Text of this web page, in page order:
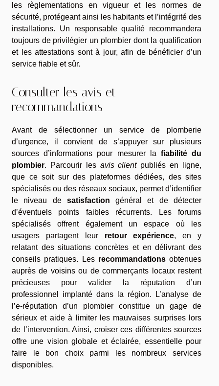
les règlementations en vigueur et les normes de
sécurité, protégeant ainsi les habitants et l’intégrité des
installations. Un responsable qualité recommandera
toujours de privilégier un plombier dont la qualification
et les attestations sont à jour, afin de bénéficier d’un
service fiable et sûr.
Consulter les avis et
recommandations
Avant de sélectionner un service de plomberie
d’urgence, il convient de s’appuyer sur plusieurs
sources d’informations pour mesurer la fiabilité du
plombier. Parcourir les avis clientpubliés en ligne,
que ce soit sur des plateformes dédiées, des sites
spécialisés ou des réseaux sociaux, permet d’identifier
le niveau de satisfaction général et de détecter
d’éventuels points faibles récurrents. Les forums
spécialisés offrent également un espace où les
usagers partagent leur retour expérience, en y
relatant des situations concrètes et en délivrant des
conseils pratiques. Les recommandationsobtenues
auprès de voisins ou de commerçants locaux restent
précieuses pour valider la réputation d’un
professionnel implanté dans la région. L’analyse de
l’e-réputation d’un plombier constitue un gage de
sérieux et aide à limiter les mauvaises surprises lors
de l’intervention. Ainsi, croiser ces différentes sources
offre une vision globale et éclairée, essentielle pour
faire le bon choix parmi les nombreux services
disponibles.